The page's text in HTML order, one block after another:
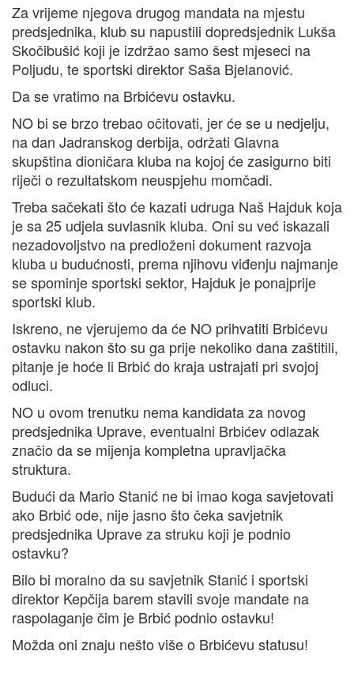
Za vrijeme njegova drugog mandata na mjestu
predsjednika, klub su napustili dopredsjednik Lukša
Skočibušić koji je izdržao samo šest mjeseci na
Poljudu, te sportski direktor Saša Bjelanović.
Da se vratimo na Brbićevu ostavku.
NO bi se brzo trebao očitovati, jer će se u nedjelju,
na dan Jadranskog derbija, održati Glavna
skupština dioničara kluba na kojoj će zasigurno biti
riječi o rezultatskom neuspjehu momčadi.
Treba sačekati što će kazati udruga Naš Hajduk koja
je sa 25 udjela suvlasnik kluba. Oni su već iskazali
nezadovoljstvo na predloženi dokument razvoja
kluba u budućnosti, prema njihovu viđenju najmanje
se spominje sportski sektor, Hajduk je ponajprije
sportski klub.
Iskreno, ne vjerujemo da će NO prihvatiti Brbićevu
ostavku nakon što su ga prije nekoliko dana zaštitili,
pitanje je hoće li Brbić do kraja ustrajati pri svojoj
odluci.
NO u ovom trenutku nema kandidata za novog
predsjednika Uprave, eventualni Brbićev odlazak
značio da se mijenja kompletna upravljačka
struktura.
Budući da Mario Stanić ne bi imao koga savjetovati
ako Brbić ode, nije jasno što čeka savjetnik
predsjednika Uprave za struku koji je podnio
ostavku?
Bilo bi moralno da su savjetnik Stanić i sportski
direktor Kepčija barem stavili svoje mandate na
raspolaganje čim je Brbić podnio ostavku!
Možda oni znaju nešto više o Brbićevu statusu!